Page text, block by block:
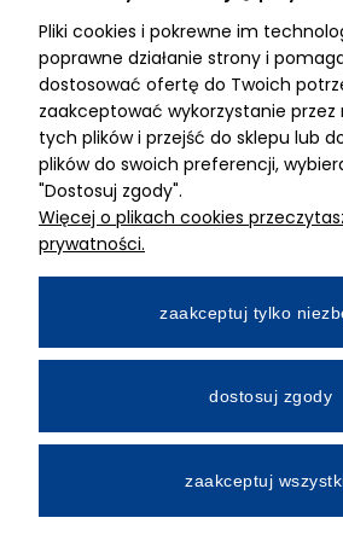
ADRES
MIMARI sp z o.o.
ul. Kurkowa 12
50-210 Wrocław
Dane rejestracyjne
NIP:8982325327
Wpłacony w całości
Numer konta bankowego
All Rights Reserved © 2026
Pliki cookies i pokrewne im
poprawne działanie strony i
dostosować ofertę do Twoich
zaakceptować wykorzystanie przez
tych plików i przejść do sklepu lub
plików do swoich preferencji,
"Dostosuj zgody".
Więcej o plikach cookies
prywatności.
zaakceptuj tylko
dostosuj zgody
zaakceptuj